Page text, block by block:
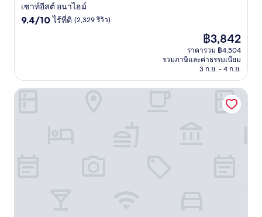
3.5
ดาว
เซาท์อีสต์ อนาไฮม์
9.4
(2,329
รีวิว)
9.4/10 ไร้ที่ติ (2,329 รีวิว)
ราคา
ปัจจุบัน
คือ
฿3,842
฿3,842
ราคารวม ฿4,504
รวมภาษีและค่าธรรมเนียม
3 ก.ย. - 4 ก.ย.
โรงแรมแอริส ออเรนจ์